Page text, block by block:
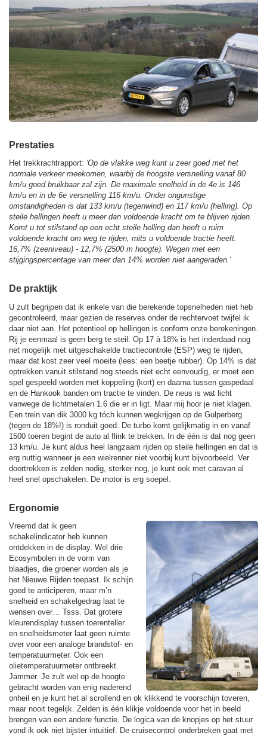
Prestaties
Het trekkrachtrapport: 'Op de vlakke weg kunt u zeer goed met het
normale verkeer meekomen, waarbij de hoogste versnelling vanaf 80
km/u goed bruikbaar zal zijn. De maximale snelheid in de 4e is 146
km/u en in de 6e versnelling 116 km/u. Onder ongunstige
omstandigheden is dat 133 km/u (tegenwind) en 117 km/u (helling). Op
steile hellingen heeft u meer dan voldoende kracht om te blijven rijden.
Komt u tot stilstand op een echt steile helling dan heeft u ruim
voldoende kracht om weg te rijden, mits u voldoende tractie heeft.
16,7% (zeeniveau) - 12,7% (2500 m hoogte). Wegen met een
stijgingspercentage van meer dan 14% worden niet aangeraden.'
De praktijk
U zult begrijpen dat ik enkele van die berekende topsnelheden niet heb
gecontroleerd, maar gezien de reserves onder de rechtervoet twijfel ik
daar niet aan. Het potentieel op hellingen is conform onze berekeningen.
Rij je eenmaal is geen berg te steil. Op 17 à 18% is het inderdaad nog
net mogelijk met uitgeschakelde tractiecontrole (ESP) weg te rijden,
maar dat kost zeer veel moeite (lees: een beetje rubber). Op 14% is dat
optrekken vanuit stilstand nog steeds niet echt eenvoudig, er moet een
spel gespeeld worden met koppeling (kort) en daarna tussen gaspedaal
en de Hankook banden om tractie te vinden. De neus is wat licht
vanwege de lichtmetalen 1.6 die er in ligt. Maar mij hoor je niet klagen.
Een trein van dik 3000 kg tóch kunnen wegkrijgen op de Gulperberg
(tegen de 18%!) is ronduit goed. De turbo komt gelijkmatig in en vanaf
1500 toeren begint de auto al flink te trekken. In de één is dat nog geen
13 km/u. Je kunt aldus heel langzaam rijden op steile hellingen en dat is
erg nuttig wanneer je een wielrenner niet voorbij kunt bijvoorbeeld. Ver
doortrekken is zelden nodig, sterker nog, je kunt ook met caravan al
heel snel opschakelen. De motor is erg soepel.
Ergonomie
Vreemd dat ik geen
schakelindicator heb kunnen
ontdekken in de display. Wel drie
Ecosymbolen in de vorm van
blaadjes, die groener worden als je
het Nieuwe Rijden toepast. Ik schijn
goed te anticiperen, maar m’n
snelheid en schakelgedrag laat te
wensen over… Tsss. Dat grotere
kleurendisplay tussen toerenteller
en snelheidsmeter laat geen ruimte
over voor een analoge brandstof- en
temperatuurmeter. Ook een
olietemperatuurmeter ontbreekt.
Jammer. Je zult wel op de hoogte
gebracht worden van enig naderend
onheil en je kunt het al scrollend en ok klikkend te voorschijn toveren,
maar nooit tegelijk. Zelden is één klikje voldoende voor het in beeld
brengen van een andere functie. De logica van de knopjes op het stuur
vond ik ook niet bijster intuïtief. De cruisecontrol onderbreken gaat met